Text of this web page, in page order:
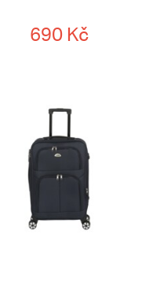
690 Kč